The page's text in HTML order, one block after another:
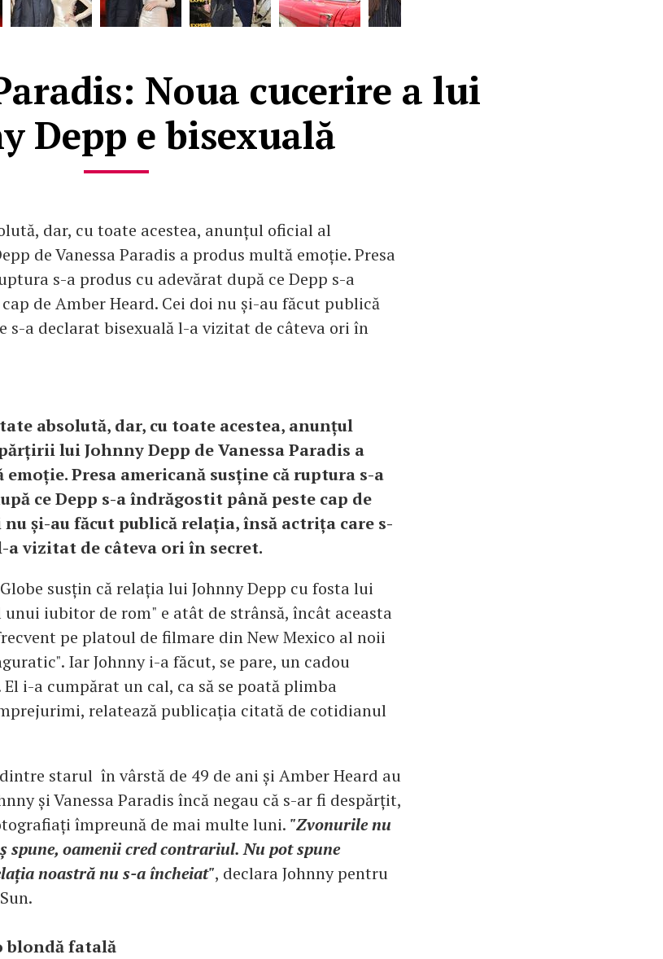
Noua cucerire a lui
Depp e bisexuală
dar, cu toate acestea, anunțul oficial al
de Vanessa Paradis a produs multă emoție. Presa
s-a produs cu adevărat după ce Depp s-a
de Amber Heard. Cei doi nu și-au făcut publică
s-a declarat bisexuală l-a vizitat de câteva ori în
absolută, dar, cu toate acestea, anunțul
lui Johnny Depp de Vanessa Paradis a
Presa americană susține că ruptura s-a
ce Depp s-a îndrăgostit până peste cap de
nu și-au făcut publică relația, însă actrița care s-
a vizitat de câteva ori în secret.
susțin că relația lui Johnny Depp cu fosta lui
iubitor de rom" e atât de strânsă, încât aceasta
pe platoul de filmare din New Mexico al noii
Iar Johnny i-a făcut, se pare, un cadou
i-a cumpărat un cal, ca să se poată plimba
relatează publicația citată de cotidianul
starul în vârstă de 49 de ani și Amber Heard au
și Vanessa Paradis încă negau că s-ar fi despărțit,
împreună de mai multe luni. "Zvonurile nu
spune, oamenii cred contrariul. Nu pot spune
noastră nu s-a încheiat", declara Johnny pentru
blondă fatală